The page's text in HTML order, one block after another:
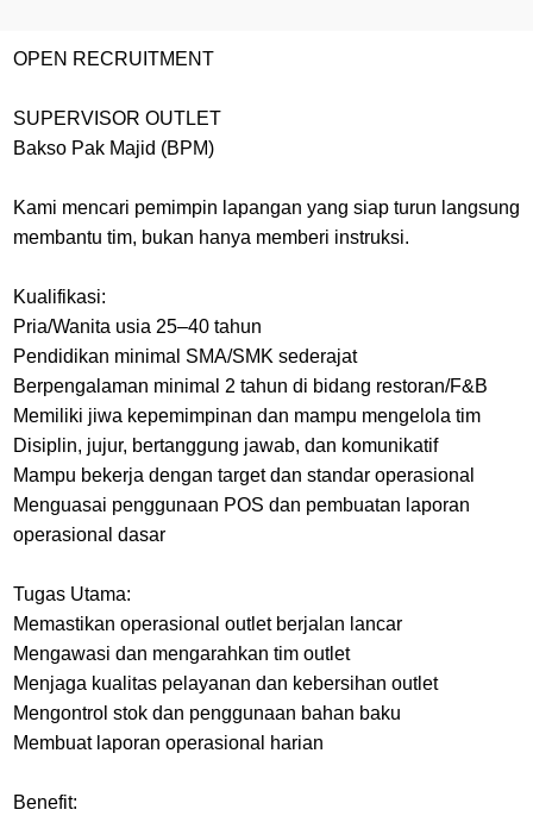
OPEN RECRUITMENT
SUPERVISOR OUTLET
Bakso Pak Majid (BPM)
Kami mencari pemimpin lapangan yang siap turun langsung
membantu tim, bukan hanya memberi instruksi.
Kualifikasi:
Pria/Wanita usia 25–40 tahun
Pendidikan minimal SMA/SMK sederajat
Berpengalaman minimal 2 tahun di bidang restoran/F&B
Memiliki jiwa kepemimpinan dan mampu mengelola tim
Disiplin, jujur, bertanggung jawab, dan komunikatif
Mampu bekerja dengan target dan standar operasional
Menguasai penggunaan POS dan pembuatan laporan
operasional dasar
Tugas Utama:
Memastikan operasional outlet berjalan lancar
Mengawasi dan mengarahkan tim outlet
Menjaga kualitas pelayanan dan kebersihan outlet
Mengontrol stok dan penggunaan bahan baku
Membuat laporan operasional harian
Benefit: